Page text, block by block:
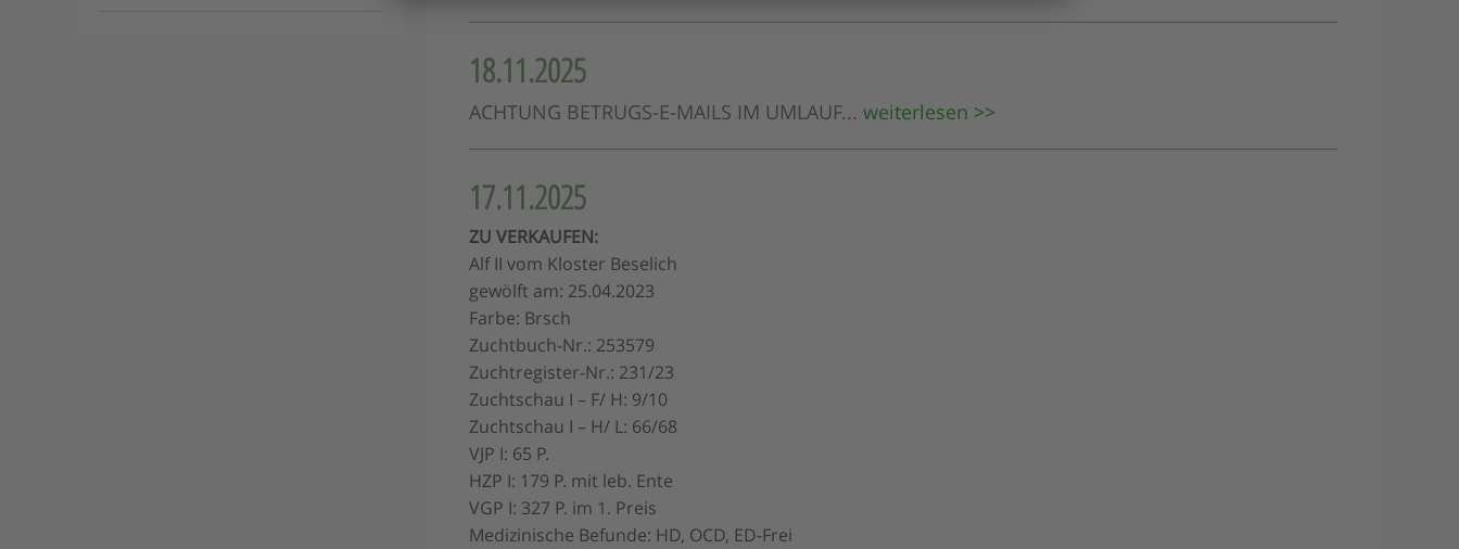
18.11.2025
ACHTUNG BETRUGS-E-MAILS IM UMLAUF... weiterlesen >>
17.11.2025
ZU VERKAUFEN:
Alf II vom Kloster Beselich
gewölft am: 25.04.2023
Farbe: Brsch
Zuchtbuch-Nr.: 253579
Zuchtregister-Nr.: 231/23
Zuchtschau I – F/ H: 9/10
Zuchtschau I – H/ L: 66/68
VJP I: 65 P.
HZP I: 179 P. mit leb. Ente
VGP I: 327 P. im 1. Preis
Medizinische Befunde: HD, OCD, ED-Frei